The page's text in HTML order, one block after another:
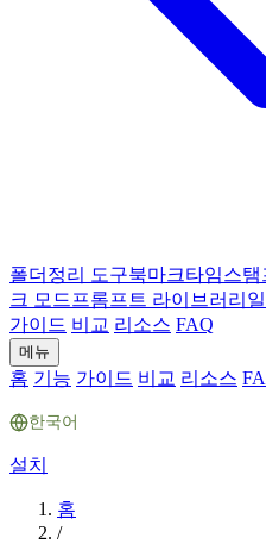
폴더 정리 도구북마크타임스탬
크 모드 프롬프트 라이브러리
가이드 비교 리소스 FAQ
메뉴
홈 기능 가이드 비교 리소스
한국어
설치
홈
/